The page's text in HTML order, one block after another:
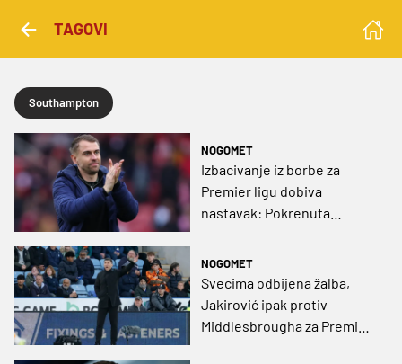
TAGOVI
Southampton
NOGOMET
Izbacivanje iz borbe za
Premier ligu dobiva
nastavak: Pokrenuta
poznatog trenera
NOGOMET
Svecima odbijena žalba,
Jakirović ipak protiv
Middlesbrougha za Premier